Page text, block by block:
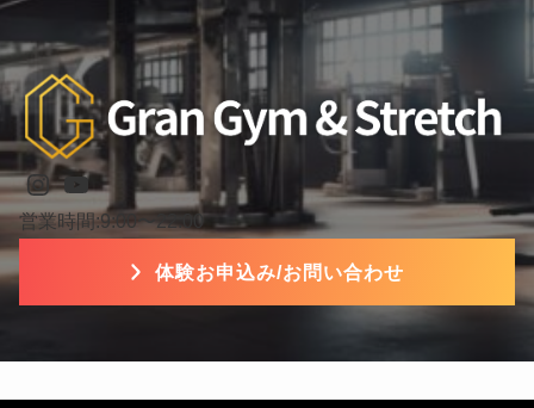
Instagram
YouTube
営業時間:9:00〜22:00
体験お申込み/お問い合わせ